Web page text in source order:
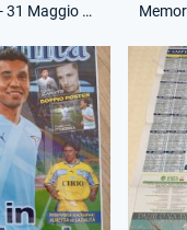
Memorabilia - 31 Maggio 2009 - Pass Campo - Juventus-Lazio - (Fronte)